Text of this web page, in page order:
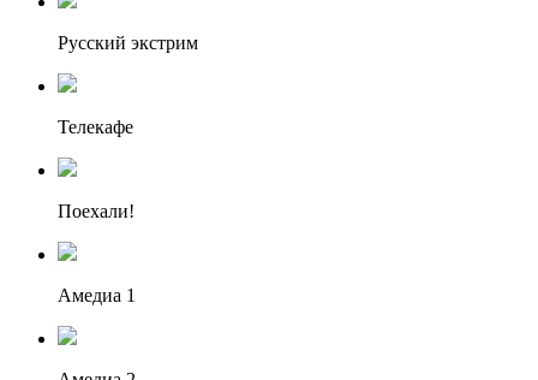
Русский экстрим
Телекафе
Поехали!
Амедиа 1